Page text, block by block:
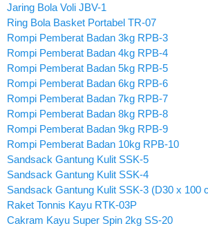
Jaring Bola Voli JBV-1
Ring Bola Basket Portabel TR-07
Rompi Pemberat Badan 3kg RPB-3
Rompi Pemberat Badan 4kg RPB-4
Rompi Pemberat Badan 5kg RPB-5
Rompi Pemberat Badan 6kg RPB-6
Rompi Pemberat Badan 7kg RPB-7
Rompi Pemberat Badan 8kg RPB-8
Rompi Pemberat Badan 9kg RPB-9
Rompi Pemberat Badan 10kg RPB-10
Sandsack Gantung Kulit SSK-5
Sandsack Gantung Kulit SSK-4
Sandsack Gantung Kulit SSK-3 (D30 x 100
Raket Tonnis Kayu RTK-03P
Cakram Kayu Super Spin 2kg SS-20